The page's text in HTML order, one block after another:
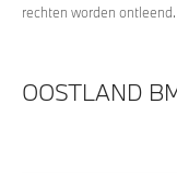
rechten worden ontleend.
OOSTLAND